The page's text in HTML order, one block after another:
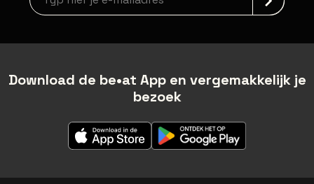
Download de be•at App en vergemakkelijk je
bezoek